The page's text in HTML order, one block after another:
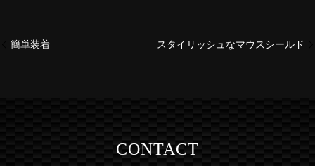
簡単装着 スタイリッシュなマウスシールド
CONTACT